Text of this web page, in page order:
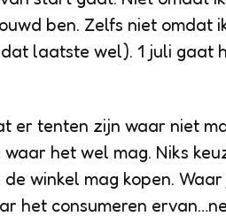
ben. Zelfs niet omdat
laatste wel). 1 juli gaat
er tenten zijn waar niet
het wel mag. Niks
winkel mag kopen.
het consumeren